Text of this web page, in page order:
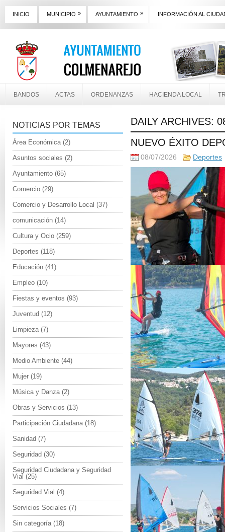
INICIO MUNICIPIO » AYUNTAMIENTO » INFORMACIÓN AL
BANDOS ACTAS ORDENANZAS HACIENDA LOCAL
DAILY ARCHIVES:
NUEVO ÉXITO
08/07/2026 Deportes
NOTICIAS POR TEMAS
Área Económica(2)
Asuntos sociales (2)
Ayuntamiento (65)
Comercio (29)
Comercio y Desarrollo Local (37)
comunicación (14)
Cultura y Ocio (259)
Deportes (118)
Educación (41)
Empleo (10)
Fiestas y eventos (93)
Juventud (12)
Limpieza(7)
Mayores (43)
Medio Ambiente (44)
Mujer (19)
Música y Danza(2)
Obras y Servicios (13)
Participación Ciudadana(18)
Sanidad (7)
Seguridad (30)
Seguridad Ciudadana y Seguridad
Vial (25)
Seguridad Vial (4)
Servicios Sociales (7)
Sin categoría(18)